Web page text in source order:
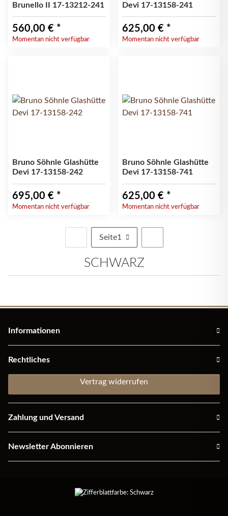
Brunello II 17-13212-241
560,00 € *
Momentan nicht verfügbar
Devi 17-13158-241
625,00 € *
Momentan nicht verfügbar
Bruno Söhnle Glashütte
Devi 17-13158-242
695,00 € *
Momentan nicht verfügbar
Bruno Söhnle Glashütte
Devi 17-13158-741
625,00 € *
Momentan nicht verfügbar
Seite1
SCHWARZ
Informationen
Rechtliches
Vertrag widerrufen
Zahlung und Versand
Newsletter Abonnieren